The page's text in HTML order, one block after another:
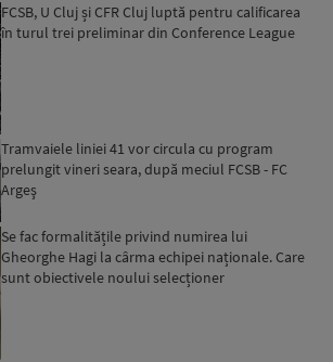
FCSB, U Cluj și CFR Cluj luptă pentru calificarea
în turul trei preliminar din Conference League
Tramvaiele liniei 41 vor circula cu program
prelungit vineri seara, după meciul FCSB - FC
Argeş
Se fac formalitățile privind numirea lui
Gheorghe Hagi la cârma echipei naționale. Care
sunt obiectivele noului selecționer